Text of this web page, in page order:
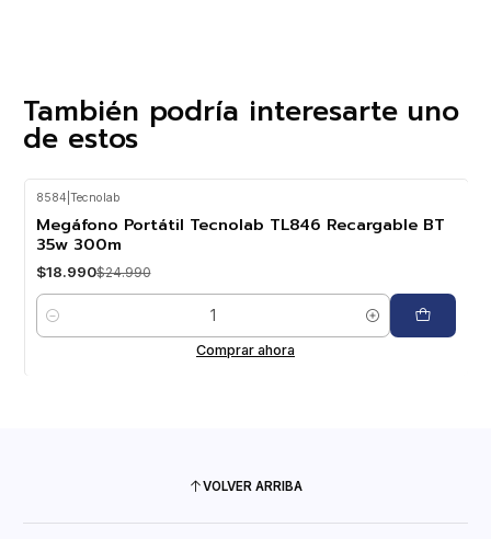
También podría interesarte uno
de estos
8584 Tecnolab
Megáfono Portátil Tecnolab TL846 Recargable BT
35w 300m
$18.990$24.990
Cantidad
Comprar ahora
VOLVER ARRIBA